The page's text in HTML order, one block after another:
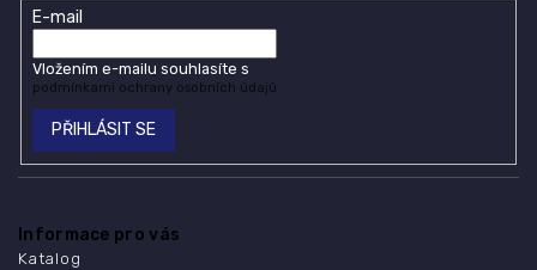
E-mail
Vložením e-mailu souhlasíte s
podmínkami ochrany osobních údajů
PŘIHLÁSIT SE
Informace pro vás
Katalog